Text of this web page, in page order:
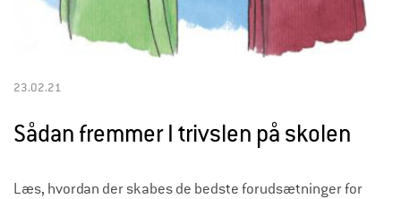
23.02.21
Sådan fremmer I trivslen på skolen
Læs, hvordan der skabes de bedste forudsætninger for